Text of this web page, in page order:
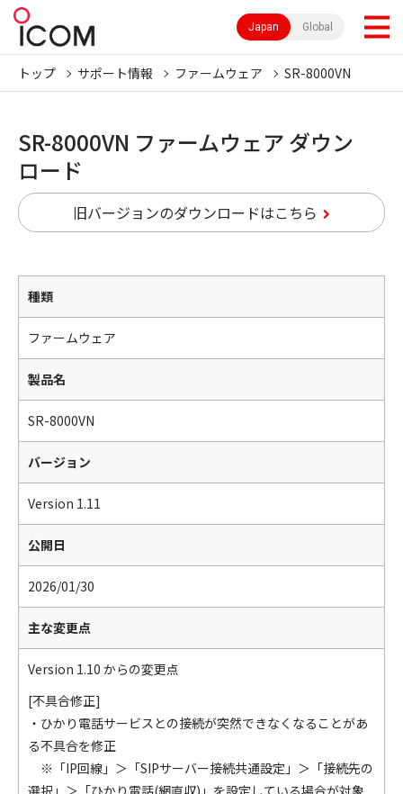
Japan Global
トップ サポート情報 ファームウェア SR-8000VN
SR-8000VN ファームウェア ダウン
ロード
旧バージョンのダウンロードはこちら
種類
ファームウェア
製品名
SR-8000VN
バージョン
Version 1.11
公開日
2026/01/30
主な変更点
Version 1.10 からの変更点
[不具合修正]
・ひかり電話サービスとの接続が突然できなくなることがあ
る不具合を修正
※「IP回線」＞「SIPサーバー接続共通設定」＞「接続先の
選択」＞「ひかり電話(網直収)」を設定している場合が対象